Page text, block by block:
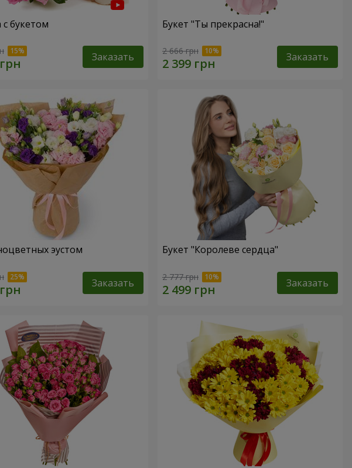
букетом
Заказать
Букет "Ты прекрасна!"
2 666 грн Заказать
эустом
Заказать
Букет "Королеве сердца"
2 777 грн Заказать